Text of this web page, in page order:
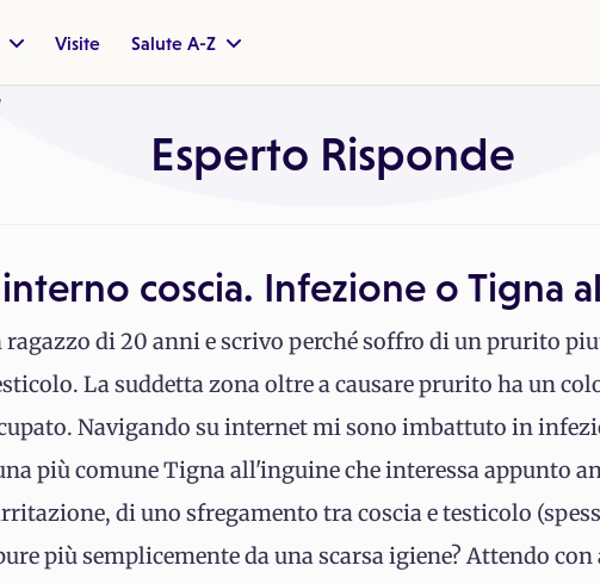
Visite Salute A-Z
Esperto Risponde
coscia. Infezione o Tigna
di 20 anni e scrivo perché soffro di un prurito
La suddetta zona oltre a causare prurito ha un
Navigando su internet mi sono imbattuto in
più comune Tigna all'inguine che interessa appunto
di uno sfregamento tra coscia e testicolo
più semplicemente da una scarsa igiene? Attendo